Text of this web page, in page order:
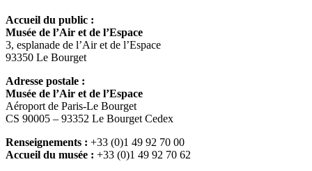
Accueil du public :
Musée de l’Air et de l’Espace
3, esplanade de l’Air et de l’Espace
93350 Le Bourget
Adresse postale :
Musée de l’Air et de l’Espace
Aéroport de Paris-Le Bourget
CS 90005 – 93352 Le Bourget Cedex
Renseignements : +33 (0)1 49 92 70 00
Accueil du musée : +33 (0)1 49 92 70 62